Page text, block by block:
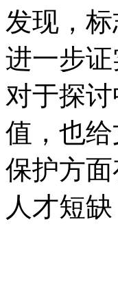
发现，
进一步
对于探
值，也
保护方
人才短